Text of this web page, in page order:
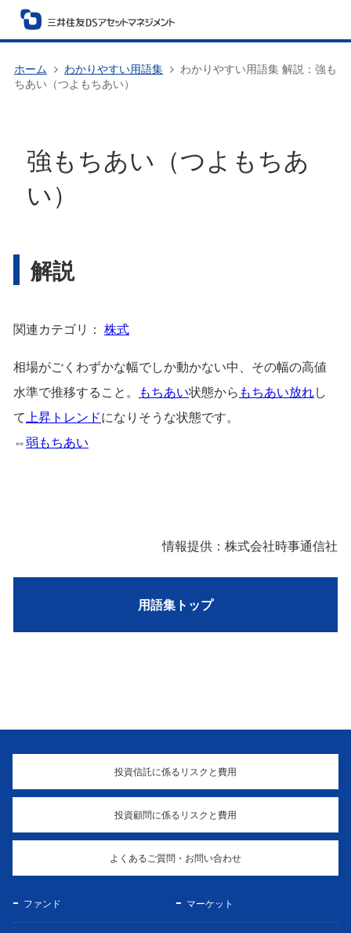
ホーム わかりやすい用語集
わかりやすい用語集 解説：強も
ちあい（つよもちあい）
強もちあい（つよもちあ
い）
解説
関連カテゴリ： 株式
相場がごくわずかな幅でしか動かない中、その幅の高値
水準で推移すること。
もちあい状態から もちあい放れし
て上昇トレンドになりそうな状態です。
⇔弱もちあい
情報提供：株式会社時事通信社
用語集トップ
投資信託に係るリスクと費用
投資顧問に係るリスクと費用
よくあるご質問・お問い合わせ
ファンド マーケット